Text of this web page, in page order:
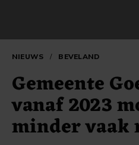
NIEUWS / BEVELAND
Gemeente
vanaf 2023
minder vaak